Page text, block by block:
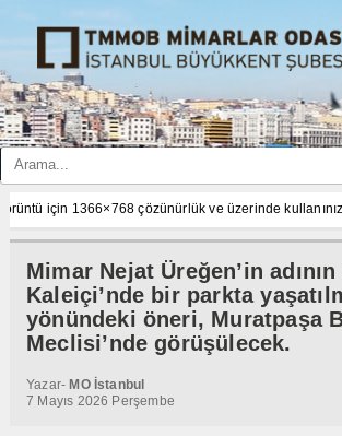
çözünürlük ve üzerinde kullanınız.
En iyi
çözünürlük ve üzerinde kullanınız.
En iyi
Mimar Nejat Üreğen’in
Kaleiçi’nde bir parkta
yönündeki öneri, Muratpaşa
Meclisi’nde görüşülecek.
Yazar- MO İstanbul
7 Mayıs 2026 Perşembe